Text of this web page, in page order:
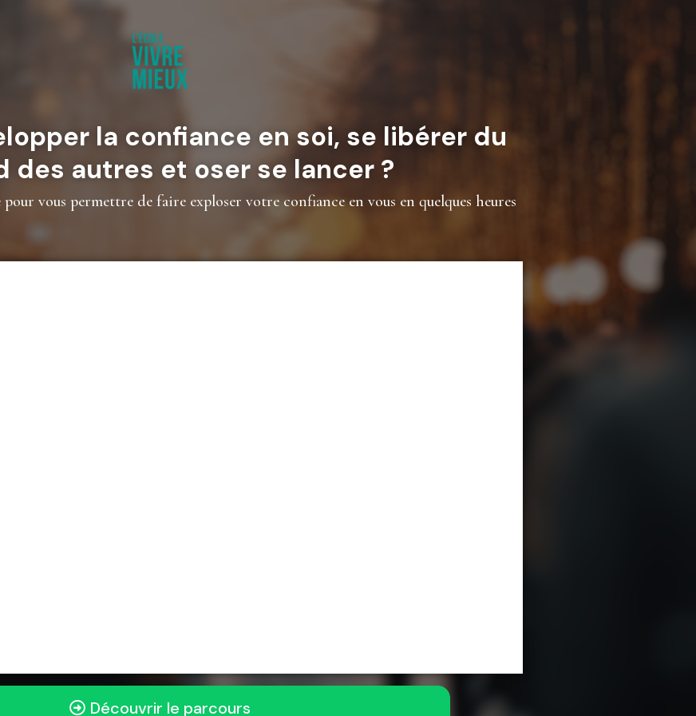
la confiance en soi, se libérer du
des autres et oser se lancer ?
vous permettre de faire exploser votre confiance en vous en quelques heures
Découvrir le parcours